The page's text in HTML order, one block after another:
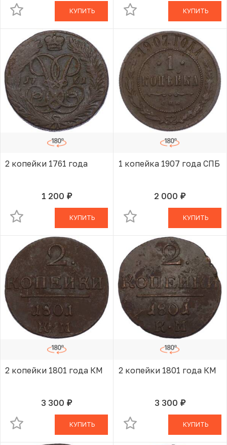
КУПИТЬ КУПИТЬ
2 копейки 1761 года
1 200 руб.
В КОРЗИНЕ
КУПИТЬ
1 копейка 1907 года СПБ
2 000 руб.
В КОРЗИНЕ
КУПИТЬ
2 копейки 1801 года КМ
3 300 руб.
В КОРЗИНЕ
КУПИТЬ
2 копейки 1801 года КМ
3 300 руб.
В КОРЗИНЕ
КУПИТЬ